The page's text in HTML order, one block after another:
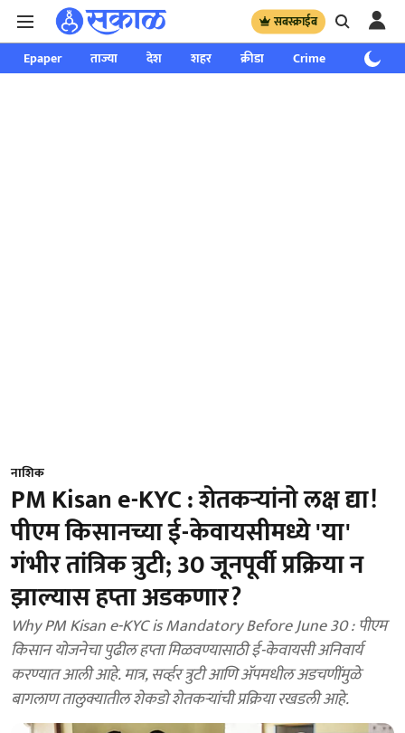
सबस्क्राईब
Epaper ताज्या देश शहर क्रीडा Crime साप्ताहिक
नाशिक
PM Kisan e-KYC : शेतकऱ्यांनो लक्ष द्या!
पीएम किसानच्या ई-केवायसीमध्ये 'या'
गंभीर तांत्रिक त्रुटी; 30 जूनपूर्वी प्रक्रिया न
झाल्यास हप्ता अडकणार?
Why PM Kisan e-KYC is Mandatory Before June 30 : पीएम
किसान योजनेचा पुढील हप्ता मिळवण्यासाठी ई-केवायसी अनिवार्य
करण्यात आली आहे. मात्र, सर्व्हर त्रुटी आणि ॲपमधील अडचणींमुळे
बागलाण तालुक्यातील शेकडो शेतकऱ्यांची प्रक्रिया रखडली आहे.